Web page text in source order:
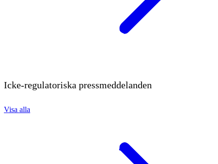
Icke-regulatoriska pressmeddelanden
Visa alla